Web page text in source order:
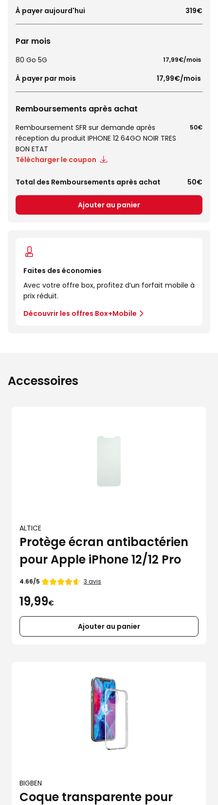
À payer aujourd'hui 319€
Par mois
80 Go 5G 17,99€/mois
À payer par mois 17,99€/mois
Remboursements après achat
Remboursement SFR sur demande après
réception du produit IPHONE 12 64GO NOIR TRES
BON ETAT
Télécharger le coupon
50€
Total des Remboursements après achat 50€
Ajouter au panier
Faites des économies
Avec votre offre box, profitez d’un forfait mobile à
prix réduit.
Découvrir les offres Box+Mobile
Accessoires
ALTICE
Protège écran antibactérien
pour Apple iPhone 12/12 Pro
Note
4.66/5 3 avis
19,99€
Ajouter au panier
BIGBEN
Coque transparente pour